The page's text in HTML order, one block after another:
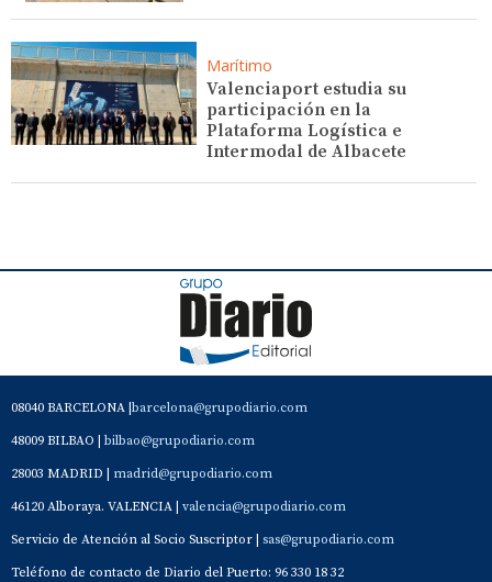
Marítimo
Valenciaport estudia su
participación en la
Plataforma Logística e
Intermodal de Albacete
08040 BARCELONA | barcelona@grupodiario.com
48009 BILBAO | bilbao@grupodiario.com
28003 MADRID | madrid@grupodiario.com
46120 Alboraya. VALENCIA | valencia@grupodiario.com
Servicio de Atención al Socio Suscriptor | sas@grupodiario.com
Teléfono de contacto de Diario del Puerto: 96 330 18 32